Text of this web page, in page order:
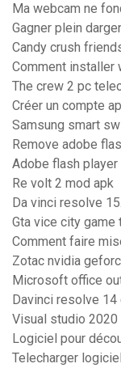
Ma webcam ne
Gagner plein
Candy crush
Comment installer
The crew 2 pc
Créer un compte
Samsung smart
Remove adobe
Adobe flash
Re volt 2 mod apk
Da vinci resolve
Gta vice city game
Comment faire
Zotac nvidia
Microsoft office
Davinci resolve
Visual studio 2020
Logiciel pour
Telecharger